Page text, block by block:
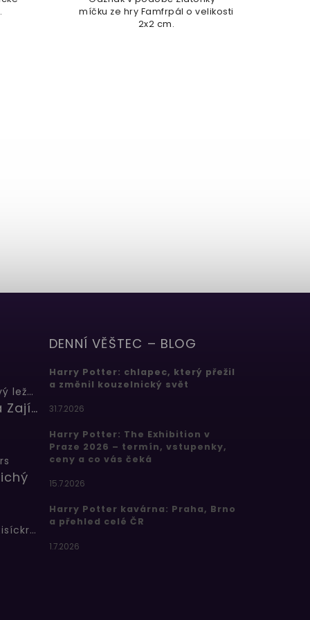
míčku ze hry Famfrpál o velikosti
2x2 cm.
Butterbeer: Máslový ležák
Barbora Zajícová
Bertíkovy fazolky tisíckrát jinak
DENNÍ VĚŠTEC – BLOG
Harry Potter: chlapec, který přežil
a změnil kouzelnický svět
31.7.2026
Harry Potter: The Exhibition v
Praze 2026 – termín, vstupenky,
ceny a co vás čeká
15.7.2026
Harry Potter kavárna: Praha, Brno
a přehled celé ČR
1.7.2026